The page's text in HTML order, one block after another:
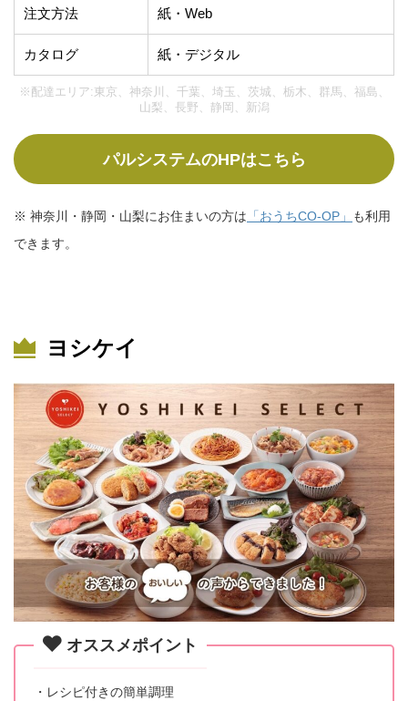
注文方法 紙・Web
カタログ 紙・デジタル
※配達エリア:東京、神奈川、千葉、埼玉、茨城、栃木、群馬、福島、
山梨、長野、静岡、新潟
パルシステムのHPはこちら
※ 神奈川・静岡・山梨にお住まいの方は 「おうちCO-OP」
も利用
できます。
ヨシケイ
オススメポイント
・レシピ付きの簡単調理